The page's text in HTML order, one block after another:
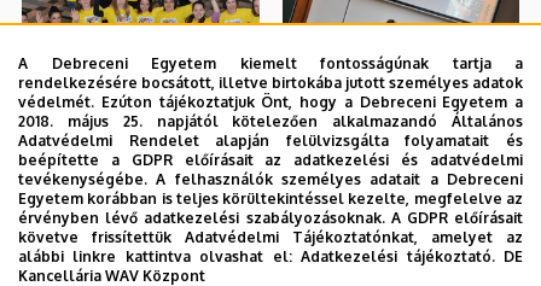
A Debreceni Egyetem kiemelt fontosságúnak tartja a
rendelkezésére bocsátott, illetve birtokába jutott személyes adatok
védelmét. Ezúton tájékoztatjuk Önt, hogy a Debreceni Egyetem a
2018. május 25. napjától kötelezően alkalmazandó Általános
Adatvédelmi Rendelet alapján felülvizsgálta folyamatait és
beépítette a GDPR előírásait az adatkezelési és adatvédelmi
tevékenységébe. A felhasználók személyes adatait a Debreceni
Egyetem korábban is teljes körültekintéssel kezelte, megfelelve az
érvényben lévő adatkezelési szabályozásoknak. A GDPR előírásait
követve frissítettük Adatvédelmi Tájékoztatónkat, amelyet az
alábbi linkre kattintva olvashat el:Adatkezelési tájékoztató. DE
Kancellária WAV Központ